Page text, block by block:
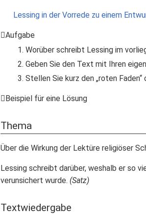
Lessing in der Vorrede zu einem
Aufgabe
Worüber schreibt Lessing im
Geben Sie den Text mit Ihren
Stellen Sie kurz den „roten Faden“
Beispiel für eine Lösung
Thema
Über die Wirkung der Lektüre religiöser
Lessing schreibt darüber, weshalb er so
verunsichert wurde. (Satz)
Textwiedergabe